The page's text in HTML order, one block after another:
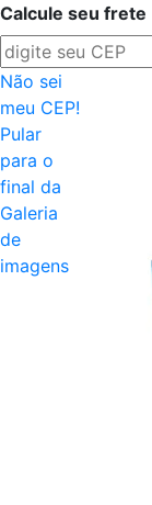
Calcule seu frete
Não sei
meu CEP!
Pular
para o
final da
Galeria
de
imagens